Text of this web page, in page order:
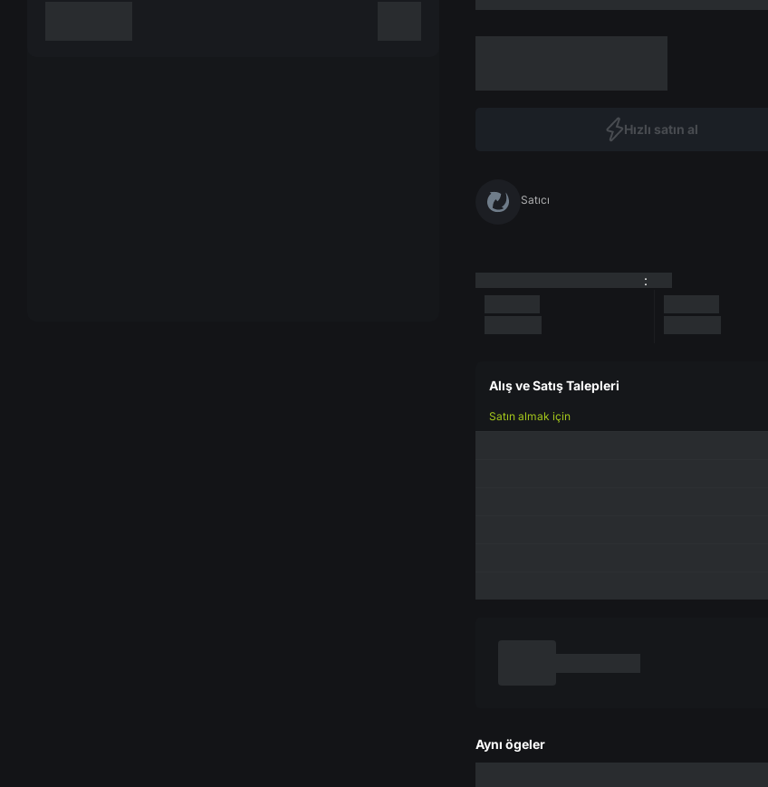
Hızlı satın al
Satıcı
:
Alış ve Satış Talepleri
Satın almak için
Aynı ögeler